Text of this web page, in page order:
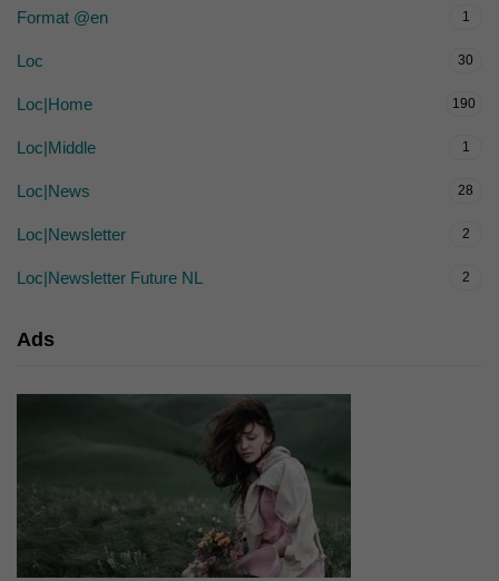
Format @en 1
Loc 30
Loc|Home 190
Loc|Middle 1
Loc|News 28
Loc|Newsletter 2
Loc|Newsletter Future NL 2
Ads